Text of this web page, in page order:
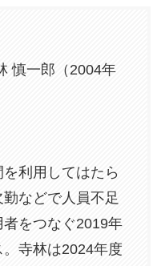
慎一郎（2004年
利用してはたら
などで人員不足
をつなぐ2019年
寺林は2024年度